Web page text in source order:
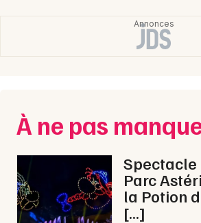
76 - Seine-Maritime
Mon email
Je m'abonne
À ne pas
Spectacle
Parc
la Potion
[…]